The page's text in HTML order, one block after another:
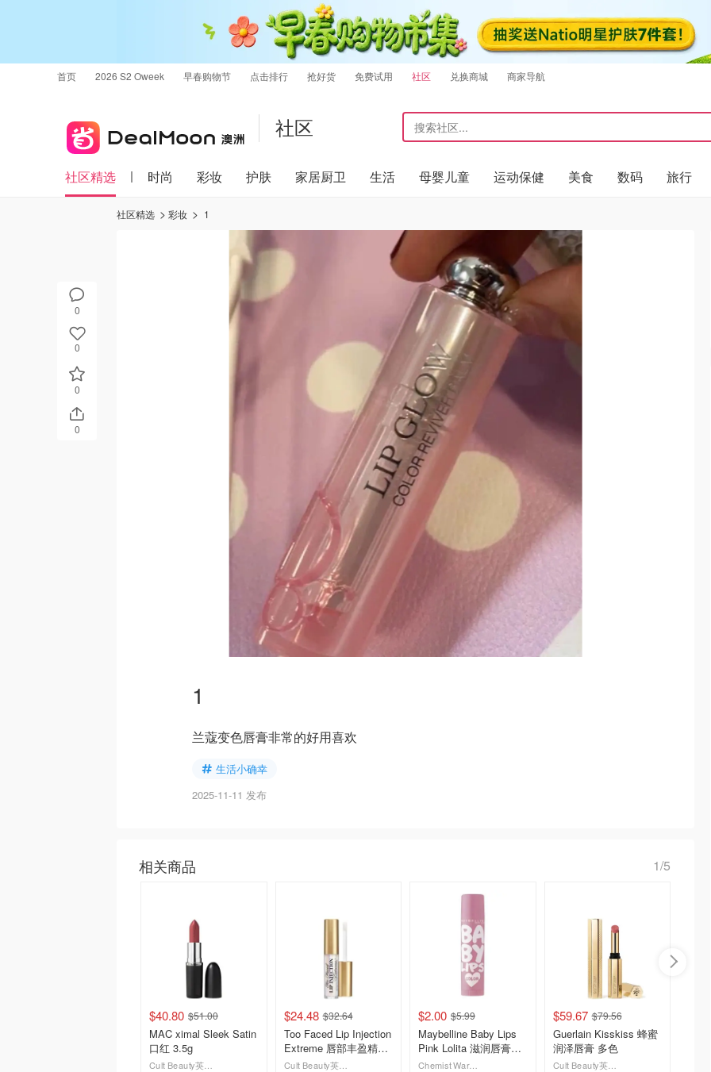
首页 2026 S2 Oweek 早春购物节 点击排行 抢好货 免费试用 社区 兑换商城 商家导航
社区
社区精选 时尚 彩妆 护肤 家居厨卫 生活 母婴儿童 运动保健 美食 数码 旅行
0
0
0
0
社区精选 彩妆 1
1
兰蔻变色唇膏非常的好用喜欢
生活小确幸
2025-11-11 发布
相关商品 1/5
$40.80 $51.00
MAC ximal Sleek Satin
口红 3.5g
Cult Beauty英国官网
$24.48 $32.64
Too Faced Lip Injection
Extreme 唇部丰盈精华
2.8g
Cult Beauty英国官网
$2.00 $5.99
Maybelline Baby Lips
Pink Lolita 滋润唇膏
4.5g
Chemist Warehouse
$59.67 $79.56
Guerlain Kisskiss 蜂蜜
润泽唇膏 多色
Cult Beauty英国官网